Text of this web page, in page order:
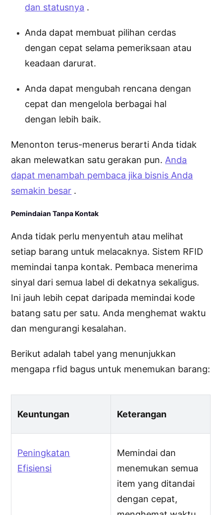
dan statusnya .
Anda dapat membuat pilihan cerdas
dengan cepat selama pemeriksaan atau
keadaan darurat.
Anda dapat mengubah rencana dengan
cepat dan mengelola berbagai hal
dengan lebih baik.
Menonton terus-menerus berarti Anda tidak
akan melewatkan satu gerakan pun.Anda
dapat menambah pembaca jika bisnis Anda
semakin besar .
Pemindaian Tanpa Kontak
Anda tidak perlu menyentuh atau melihat
setiap barang untuk melacaknya. Sistem RFID
memindai tanpa kontak. Pembaca menerima
sinyal dari semua label di dekatnya sekaligus.
Ini jauh lebih cepat daripada memindai kode
batang satu per satu. Anda menghemat waktu
dan mengurangi kesalahan.
Berikut adalah tabel yang menunjukkan
mengapa rfid bagus untuk menemukan barang:
Keuntungan Keterangan
Peningkatan
Efisiensi
Memindai dan
menemukan semua
item yang ditandai
dengan cepat,